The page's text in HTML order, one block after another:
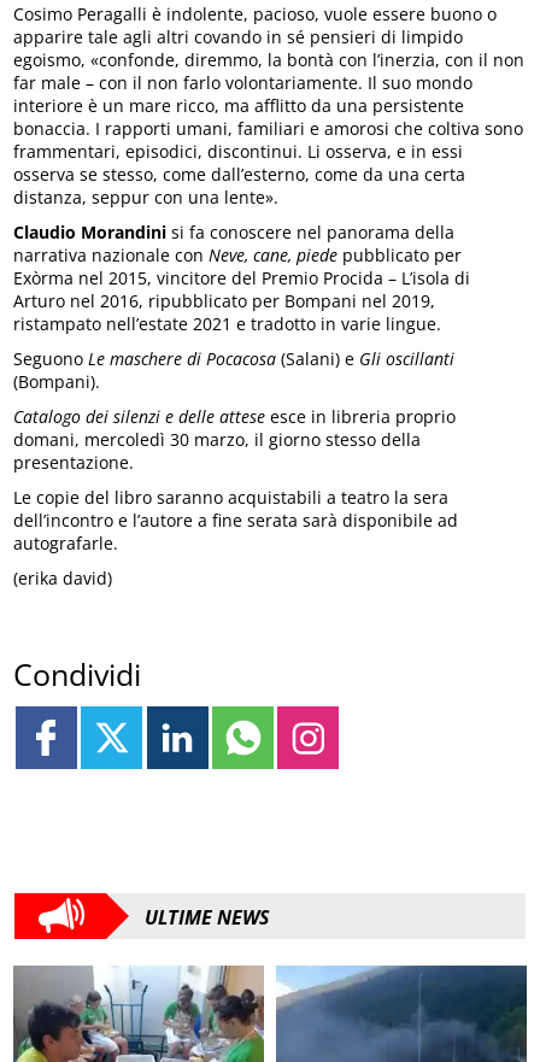
Cosimo Peragalli è indolente, pacioso, vuole essere buono o
apparire tale agli altri covando in sé pensieri di limpido
egoismo, «confonde, diremmo, la bontà con l’inerzia, con il non
far male – con il non farlo volontariamente. Il suo mondo
interiore è un mare ricco, ma afflitto da una persistente
bonaccia. I rapporti umani, familiari e amorosi che coltiva sono
frammentari, episodici, discontinui. Li osserva, e in essi
osserva se stesso, come dall’esterno, come da una certa
distanza, seppur con una lente».
Claudio Morandini si fa conoscere nel panorama della
narrativa nazionale conNeve, cane, piede pubblicato per
Exòrma nel 2015, vincitore del Premio Procida – L’isola di
Arturo nel 2016, ripubblicato per Bompani nel 2019,
ristampato nell’estate 2021 e tradotto in varie lingue.
SeguonoLe maschere di Pocacosa (Salani) e Gli oscillanti
(Bompani).
Catalogo dei silenzi e delle attese esce in libreria proprio
domani, mercoledì 30 marzo, il giorno stesso della
presentazione.
Le copie del libro saranno acquistabili a teatro la sera
dell’incontro e l’autore a fine serata sarà disponibile ad
autografarle.
(erika david)
Condividi
ULTIME NEWS